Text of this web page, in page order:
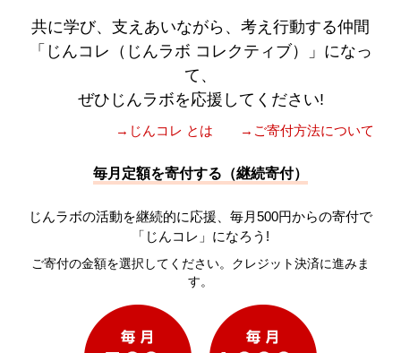
共に学び、支えあいながら、考え行動する仲間
「じんコレ（じんラボ コレクティブ）」になっ
て、
ぜひじんラボを応援してください!
→じんコレ とは →ご寄付方法について
毎月定額を寄付する（継続寄付）
じんラボの活動を継続的に応援、毎月500円からの寄付で
「じんコレ」になろう!
ご寄付の金額を選択してください。クレジット決済に進みま
す。